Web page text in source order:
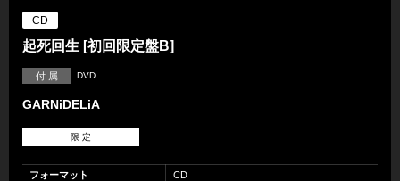
CD
起死回生 [初回限定盤B]
付 属 DVD
GARNiDELiA
限 定
フォーマット
CD